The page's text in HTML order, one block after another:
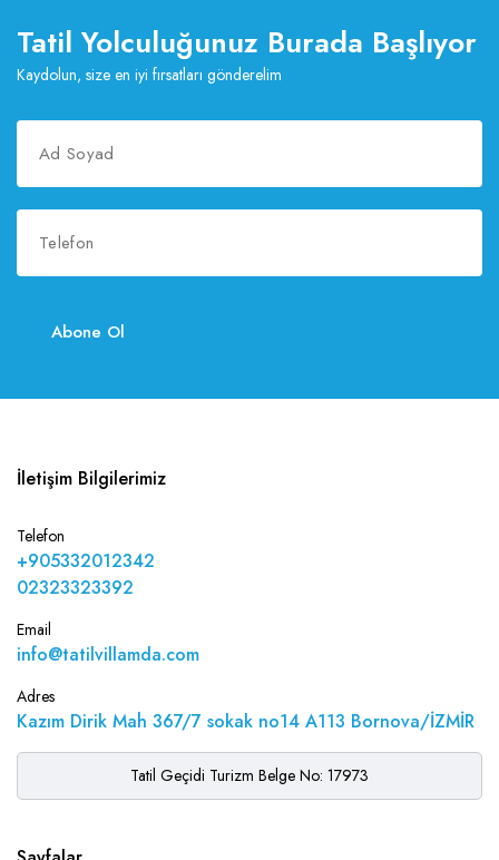
Tatil Yolculuğunuz Burada Başlıyor
Kaydolun, size en iyi fırsatları gönderelim
Abone Ol
İletişim Bilgilerimiz
Telefon
+905332012342
02323323392
Email
info@tatilvillamda.com
Adres
Kazım Dirik Mah 367/7 sokak no14 A113 Bornova/İZMİR
Tatil Geçidi Turizm Belge No: 17973